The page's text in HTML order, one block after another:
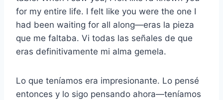
for my entire life. I felt like you were the one I
had been waiting for all along—eras la pieza
que me faltaba. Vi todas las señales de que
eras definitivamente mi alma gemela.
Lo que teníamos era impresionante. Lo pensé
entonces y lo sigo pensando ahora—teníamos